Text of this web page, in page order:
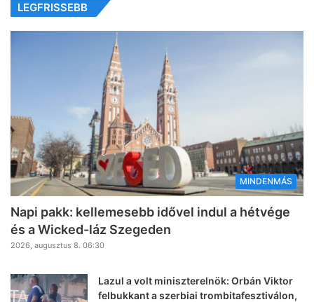
LEGFRISSEBB
MINDENMÁS
Napi pakk: kellemesebb idővel indul a hétvége
és a Wicked-láz Szegeden
2026, augusztus 8. 06:30
Lazul a volt miniszterelnök: Orbán Viktor
felbukkant a szerbiai trombitafesztiválon,